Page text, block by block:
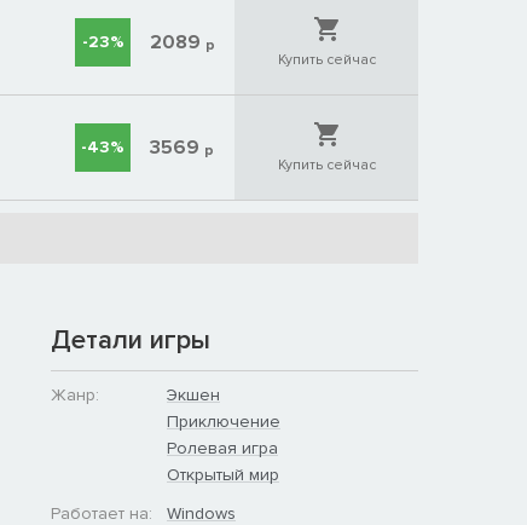
-23% 2089 р
Купить сейчас
-43% 3569 р
Купить сейчас
Детали игры
Жанр:
Экшен
Приключение
Ролевая игра
Открытый мир
Работает на:
Windows